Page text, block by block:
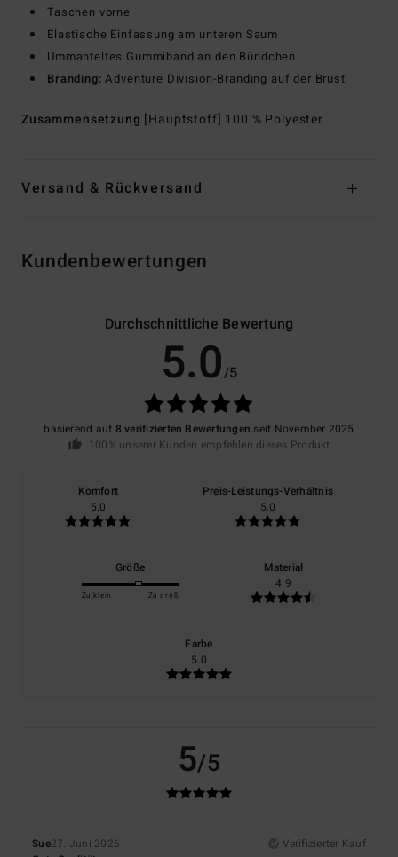
Taschen vorne
Elastische Einfassung am unteren Saum
Ummanteltes Gummiband an den Bündchen
Branding: Adventure Division-Branding auf der Brust
Zusammensetzung [Hauptstoff] 100 % Polyester
Versand & Rückversand
Kundenbewertungen
Durchschnittliche Bewertung
5.0/5
basierend auf 8 verifizierten Bewertungen seit November 2025
100% unserer Kunden empfehlen dieses Produkt
Komfort
5.0
Preis-Leistungs-Verhältnis
5.0
Größe
Zu klein Zu groß
Material
4.9
Farbe
5.0
5/5
Sue27. Juni 2026
Verifizierter Kauf